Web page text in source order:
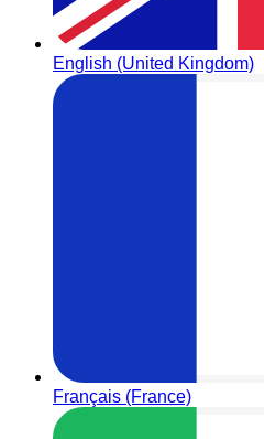
English (United Kingdom)
Français (France)